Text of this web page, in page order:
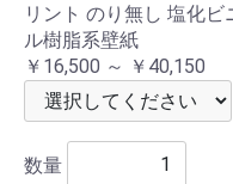
リント のり無し 塩化ビ
ル樹脂系壁紙
￥16,500 ～ ￥40,150
数量